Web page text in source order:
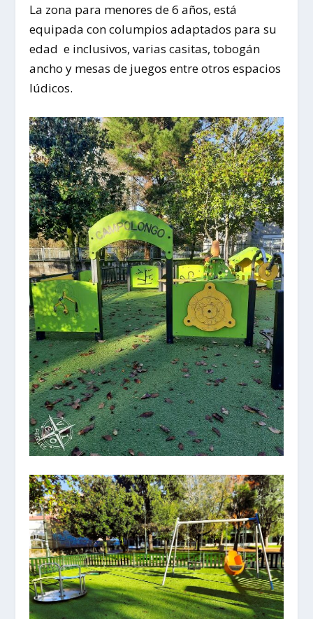
La zona para menores de 6 años, está
equipada con columpios adaptados para su
edad e inclusivos, varias casitas, tobogán
ancho y mesas de juegos entre otros espacios
lúdicos.